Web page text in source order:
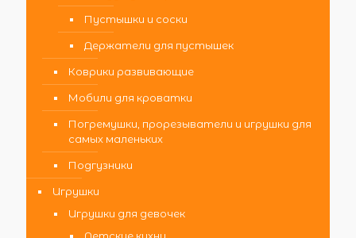
Пустышки и соски
Держатели для пустышек
Коврики развивающие
Мобили для кроватки
Погремушки, прорезыватели и игрушки для
самых маленьких
Подгузники
Игрушки
Игрушки для девочек